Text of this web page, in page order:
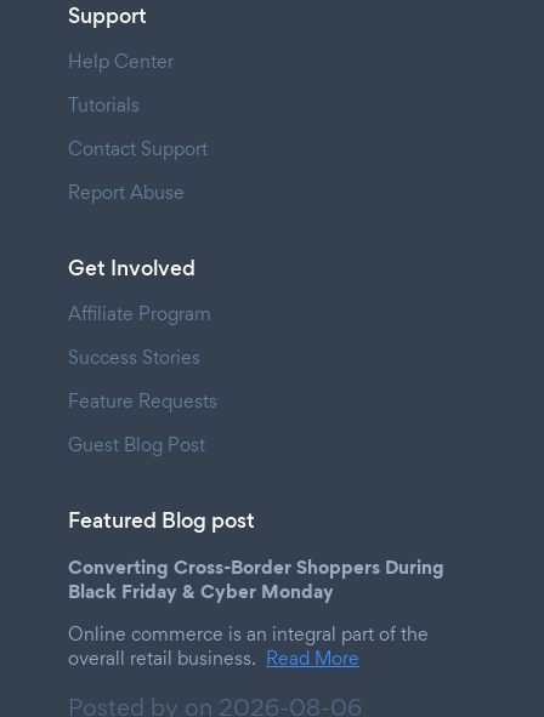
Support
Help Center
Tutorials
Contact Support
Report Abuse
Get Involved
Affiliate Program
Success Stories
Feature Requests
Guest Blog Post
Featured Blog post
Converting Cross-Border Shoppers During
Black Friday & Cyber Monday
Online commerce is an integral part of the
overall retail business. Read More
Posted by on 2026-08-06